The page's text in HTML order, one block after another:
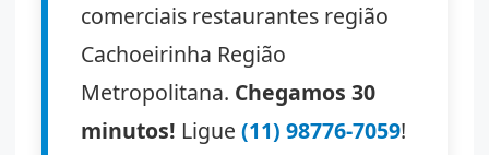
comerciais restaurantes região
Cachoeirinha Região
Metropolitana. Chegamos 30
minutos! Ligue(11) 98776-7059!